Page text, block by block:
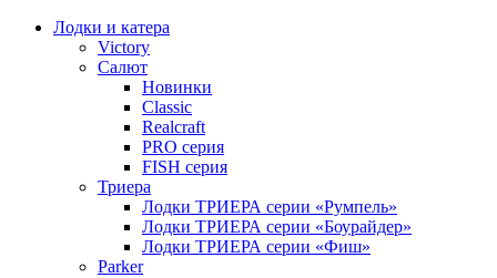
Лодки и катера
Victory
Салют
Новинки
Classic
Realcraft
PRO серия
FISH серия
Триера
Лодки ТРИЕРА серии «Румпель»
Лодки ТРИЕРА серии «Боурайдер»
Лодки ТРИЕРА серии «Фиш»
Parker